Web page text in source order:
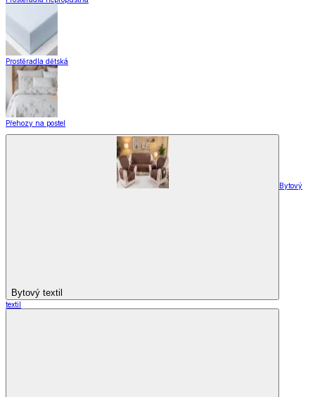
Prostěradla dětská
Přehozy na postel
Bytový textil
Bytový
textil